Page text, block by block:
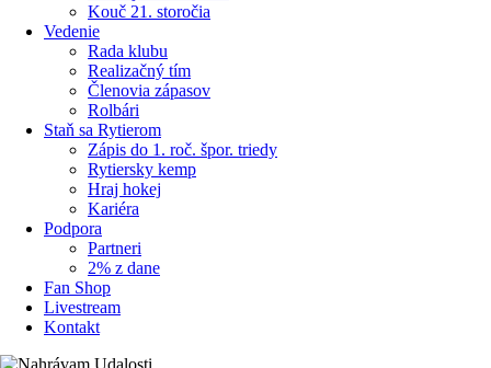
Kouč 21. storočia
Vedenie
Rada klubu
Realizačný tím
Členovia zápasov
Rolbári
Staň sa Rytierom
Zápis do 1. roč. špor. triedy
Rytiersky kemp
Hraj hokej
Kariéra
Podpora
Partneri
2% z dane
Fan Shop
Livestream
Kontakt